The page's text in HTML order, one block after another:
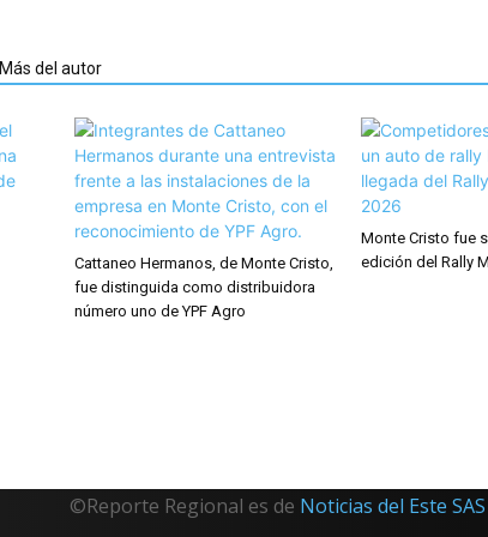
Más del autor
Cattaneo Hermanos, de Monte Cristo,
fue distinguida como distribuidora
número uno de YPF Agro
Monte Cristo fue
edición del Rally
©Reporte Regional es de Noticias del Este SAS